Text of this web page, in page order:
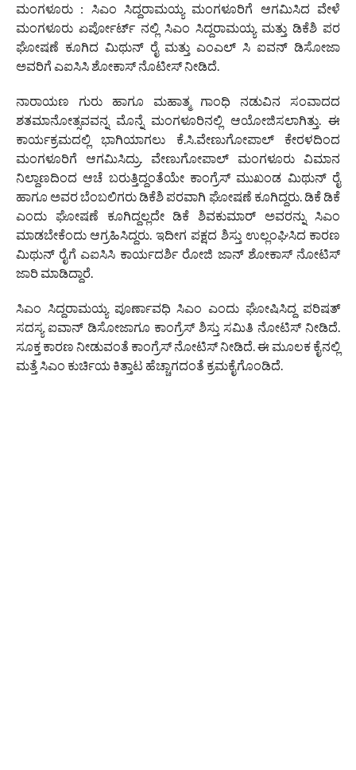
ಮಂಗಳೂರು : ಸಿಎಂ ಸಿದ್ದರಾಮಯ್ಯ ಮಂಗಳೂರಿಗೆ ಆಗಮಿಸಿದ ವೇಳೆ
ಮಂಗಳೂರು ಏರ್ಪೋರ್ಟ್ ನಲ್ಲಿ ಸಿಎಂ ಸಿದ್ದರಾಮಯ್ಯ ಮತ್ತು ಡಿಕೆಶಿ ಪರ
ಘೋಷಣೆ ಕೂಗಿದ ಮಿಥುನ್ ರೈ ಮತ್ತು ಎಂಎಲ್ ಸಿ ಐವನ್ ಡಿಸೋಜಾ
ಅವರಿಗೆ ಎಐಸಿಸಿ ಶೋಕಾಸ್ ನೊಟೀಸ್ ನೀಡಿದೆ.
ನಾರಾಯಣ ಗುರು ಹಾಗೂ ಮಹಾತ್ಮ ಗಾಂಧಿ ನಡುವಿನ ಸಂವಾದದ
ಶತಮಾನೋತ್ಸವವನ್ನ ಮೊನ್ನೆ ಮಂಗಳೂರಿನಲ್ಲಿ ಆಯೋಜಿಸಲಾಗಿತ್ತು. ಈ
ಕಾರ್ಯಕ್ರಮದಲ್ಲಿ ಭಾಗಿಯಾಗಲು ಕೆ.ಸಿ.ವೇಣುಗೋಪಾಲ್ ಕೇರಳದಿಂದ
ಮಂಗಳೂರಿಗೆ ಆಗಮಿಸಿದ್ರು. ವೇಣುಗೋಪಾಲ್ ಮಂಗಳೂರು ವಿಮಾನ
ನಿಲ್ದಾಣದಿಂದ ಆಚೆ ಬರುತ್ತಿದ್ದಂತೆಯೇ ಕಾಂಗ್ರೆಸ್ ಮುಖಂಡ ಮಿಥುನ್ ರೈ
ಹಾಗೂ ಅವರ ಬೆಂಬಲಿಗರು ಡಿಕೆಶಿ ಪರವಾಗಿ ಘೋಷಣೆ ಕೂಗಿದ್ದರು. ಡಿಕೆ ಡಿಕೆ
ಎಂದು ಘೋಷಣೆ ಕೂಗಿದ್ದಲ್ಲದೇ ಡಿಕೆ ಶಿವಕುಮಾರ್ ಅವರನ್ನು ಸಿಎಂ
ಮಾಡಬೇಕೆಂದು ಆಗ್ರಹಿಸಿದ್ದರು. ಇದೀಗ ಪಕ್ಷದ ಶಿಸ್ತು ಉಲ್ಲಂಘಿಸಿದ ಕಾರಣ
ಮಿಥುನ್ ರೈಗೆ ಎಐಸಿಸಿ ಕಾರ್ಯದರ್ಶಿ ರೋಜಿ ಜಾನ್ ಶೋಕಾಸ್ ನೋಟಿಸ್‌
ಜಾರಿ ಮಾಡಿದ್ದಾರೆ.
ಸಿಎಂ ಸಿದ್ದರಾಮಯ್ಯ ಪೂರ್ಣಾವಧಿ ಸಿಎಂ ಎಂದು ಘೋಷಿಸಿದ್ದ ಪರಿಷತ್‌
ಸದಸ್ಯ ಐವಾನ್ ಡಿಸೋಜಾಗೂ ಕಾಂಗ್ರೆಸ್ ಶಿಸ್ತು ಸಮಿತಿ ನೋಟಿಸ್ ನೀಡಿದೆ.
ಸೂಕ್ತ ಕಾರಣ ನೀಡುವಂತೆ ಕಾಂಗ್ರೆಸ್ ನೋಟಿಸ್ ನೀಡಿದೆ. ಈ ಮೂಲಕ ಕೈನಲ್ಲಿ
ಮತ್ತೆ ಸಿಎಂ ಕುರ್ಚಿಯ ಕಿತ್ತಾಟ ಹೆಚ್ಚಾಗದಂತೆ ಕ್ರಮಕೈಗೊಂಡಿದೆ.